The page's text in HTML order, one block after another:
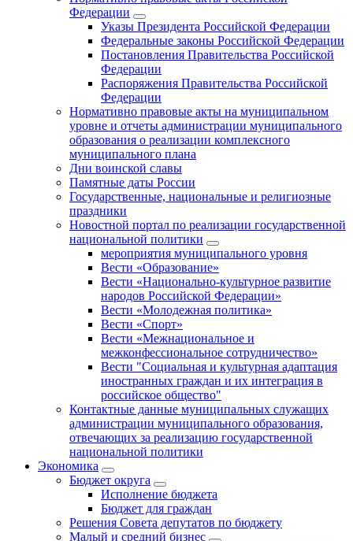
Федерации
Указы Президента Российской Федерации
Федеральные законы Российской Федерации
Постановления Правительства Российской
Федерации
Распоряжения Правительства Российской
Федерации
Нормативно правовые акты на муниципальном
уровне и отчеты администрации муниципального
образования о реализации комплексного
муниципального плана
Дни воинской славы
Памятные даты России
Государственные, национальные и религиозные
праздники
Новостной портал по реализации государственной
национальной политики
мероприятия муниципального уровня
Вести «Образование»
Вести «Национально-культурное развитие
народов Российской Федерации»
Вести «Молодежная политика»
Вести «Спорт»
Вести «Межнациональное и
межконфессиональное сотрудничество»
Вести "Социальная и культурная адаптация
иностранных граждан и их интеграция в
российское общество"
Контактные данные муниципальных служащих
администрации муниципального образования,
отвечающих за реализацию государственной
национальной политики
Экономика
Бюджет округa
Исполнение бюджета
Бюджет для граждан
Решения Совета депутатов по бюджету
Малый и средний бизнес